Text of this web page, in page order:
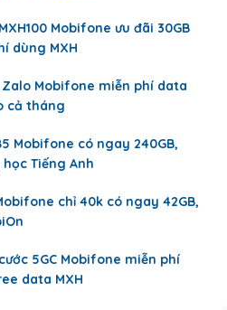
Mobifone ưu đãi 30GB
dùng MXH
Zalo Mobifone miễn phí data
cả tháng
Mobifone có ngay 240GB,
Tiếng Anh
chỉ 40k có ngay 42GB,
5GC Mobifone miễn phí
data MXH